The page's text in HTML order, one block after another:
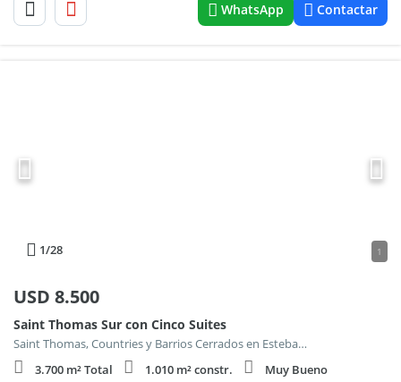
WhatsApp Contactar
1/28 1
USD 8.500
Saint Thomas Sur con Cinco Suites
Saint Thomas, Countries y Barrios Cerrados en Esteban Echeverria
3.700 m² Total
1.010 m² constr.
Muy Bueno